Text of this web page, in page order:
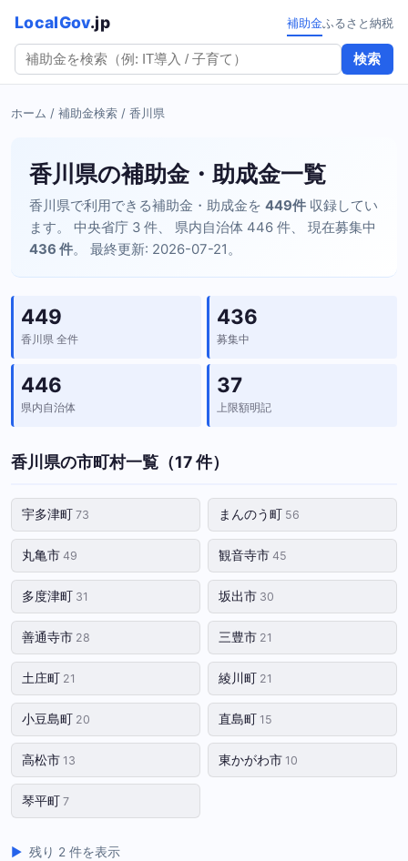
LocalGov.jp
検索
補助金ふるさと納税
ホーム / 補助金検索 / 香川県
香川県の補助金・助成金一覧
香川県で利用できる補助金・助成金を 449件 収録してい
ます。 中央省庁 3 件、 県内自治体 446 件、 現在募集中
436 件。 最終更新: 2026-07-21。
449
香川県 全件
436
募集中
446
県内自治体
37
上限額明記
香川県の市町村一覧（17 件）
宇多津町 73 まんのう町 56
丸亀市 49 観音寺市 45
多度津町 31 坂出市 30
善通寺市 28 三豊市 21
土庄町 21 綾川町 21
小豆島町 20 直島町 15
高松市 13 東かがわ市 10
琴平町 7
残り 2 件を表示